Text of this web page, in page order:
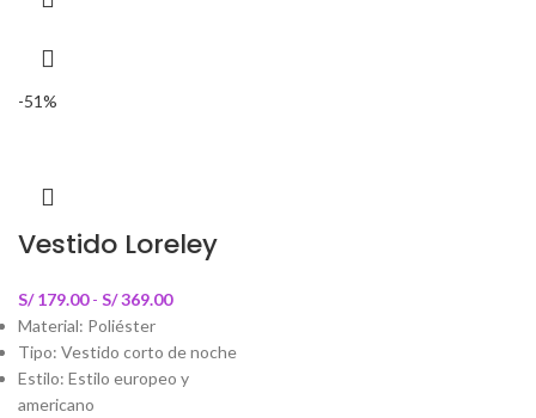
-51%
Vestido Loreley
S/179.00 - S/369.00
Material: Poliéster
Tipo: Vestido corto de noche
Estilo: Estilo europeo y
americano